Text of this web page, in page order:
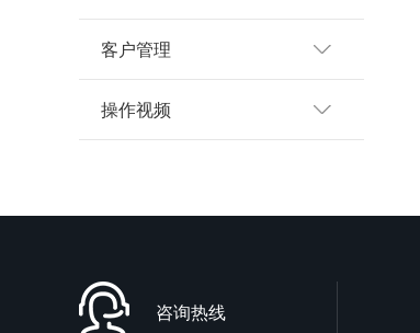
客户管理
操作视频
咨询热线